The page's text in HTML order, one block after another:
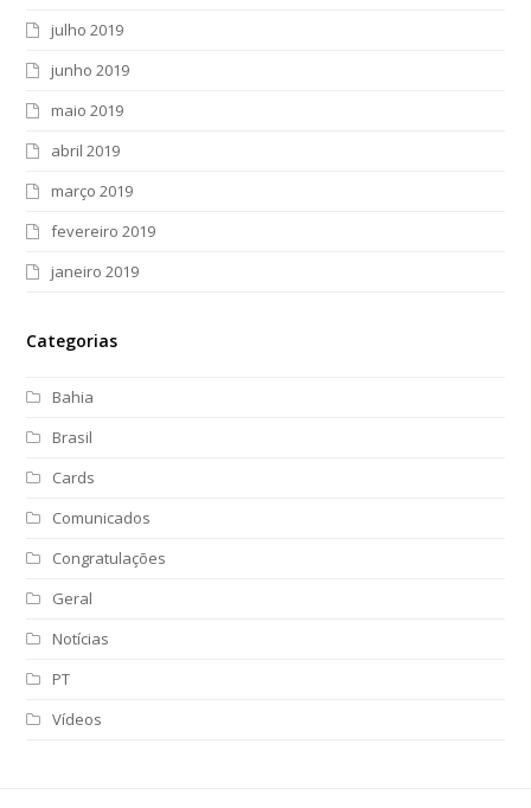
julho 2019
junho 2019
maio 2019
abril 2019
março 2019
fevereiro 2019
janeiro 2019
Categorias
Bahia
Brasil
Cards
Comunicados
Congratulações
Geral
Notícias
PT
Vídeos